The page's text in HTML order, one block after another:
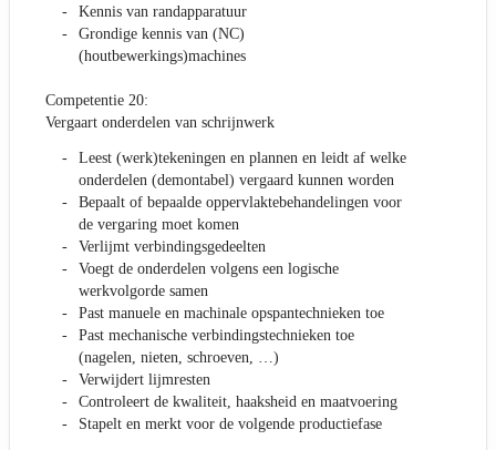
Kennis van randapparatuur
Grondige kennis van (NC)
(houtbewerkings)machines
Competentie 20:
Vergaart onderdelen van schrijnwerk
Leest (werk)tekeningen en plannen en leidt af welke
onderdelen (demontabel) vergaard kunnen worden
Bepaalt of bepaalde oppervlaktebehandelingen voor
de vergaring moet komen
Verlijmt verbindingsgedeelten
Voegt de onderdelen volgens een logische
werkvolgorde samen
Past manuele en machinale opspantechnieken toe
Past mechanische verbindingstechnieken toe
(nagelen, nieten, schroeven, …)
Verwijdert lijmresten
Controleert de kwaliteit, haaksheid en maatvoering
Stapelt en merkt voor de volgende productiefase